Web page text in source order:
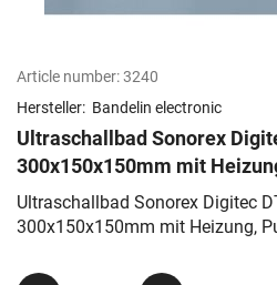
Article number:3240
Hersteller: Bandelin electronic
Ultraschallbad Sonorex
300x150x150mm mit
SweepTec, Degas Funktion
Ultraschallbad Sonorex Digitec
300x150x150mm mit Heizung,